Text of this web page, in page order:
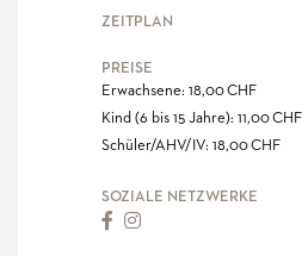
ZEITPLAN
PREISE
Erwachsene: 18,00 CHF
Kind (6 bis 15 Jahre): 11,00 CHF
Schüler/AHV/IV: 18,00 CHF
SOZIALE NETZWERKE